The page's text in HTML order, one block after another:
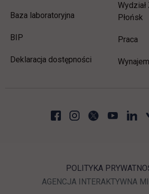
Baza laboratoryjna
BIP link otwiera się w nowej karcie
Deklaracja dostępności
Płońsk
Praca
POLITYKA
AGENCJA INTERAKTYWNA